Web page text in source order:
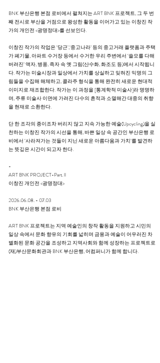
BNK 부산은행 본점 로비에서 펼쳐지는 ART BNK 프로젝트, 그 두 번
째 전시로 부산을 거점으로 왕성한 활동을 이어가고 있는 이창진 작
가의 개인전 <광명정대>를 선보인다.
이창진 작가의 작업은 ‘당근’,‘중고나라’ 등의 중고거래 플랫폼과 주택
가 폐기물, 아파트 수거장 등에서 수거한 우리 주변에서 ‘쓸모를 다해
버려진’ 액자, 병풍, 족자 속 옛 그림(산수화, 화조도 등)에서 시작됩니
다. 작가는 미술시장과 일상에서 가치를 상실하고 잊혀진 익명의 그
림들을 수집해 해체하고, 콜라주 형식을 통해 완전히 새로운 현대적
이미지로 재조합한다. 작가는 이 과정을 [통계학적 미술사]라 명명하
며, 주류 미술사 이면에 가려진 다수의 흔적과 소멸해간 대중의 취향
을 현재로 소환한다.
단 한 조각의 종이조차 버리지 않고 지속 가능한 예술(Upcycling)을 실
천하는 이창진 작가의 시선을 통해, 바쁜 일상 속 공간인 부산은행 로
비에서 ‘사라져가는 것들이 지닌 새로운 아름다움과 가치’를 발견하
는 뜻깊은 시간이 되고자 한다.
-
ART BNK PROJECT-Part. ll
이창진 개인전 <광명정대>
2026.06.08. - 07.03
BNK 부산은행 본점 로비
ART BNK 프로젝트는 지역 예술인의 창작 활동을 지원하고 시민의
일상 속에서 문화 향유의 기회를 넓히며 금융과 예술이 어우러진 차
별화된 문화 공간을 조성하고 지역사회와 함께 성장하는 프로젝트로
(재)부산문화회관과 BNK 부산은행, 어컴퍼니가 함께 합니다.